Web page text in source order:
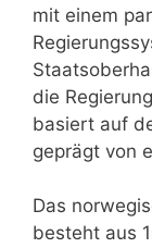
mit einem
die
basiert auf
geprägt von
Das
besteht aus